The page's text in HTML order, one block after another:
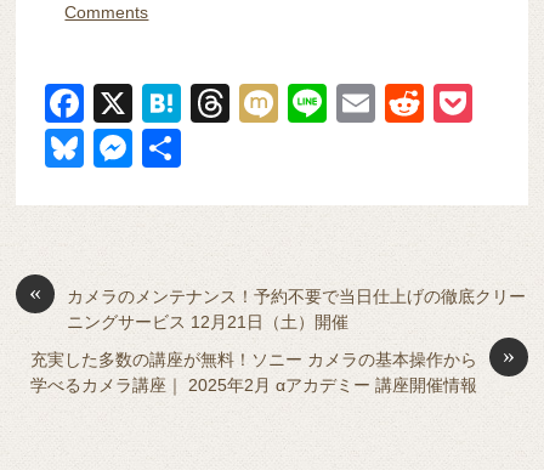
Comments
F
a
c
e
b
o
o
k
X
H
n
T
a
d
s
M
Li
E
R
di et
Bl
e
sk
y
M
n
g
er
«
カメラのメンテナンス！予約不要で当日仕上げの徹底クリー
ニングサービス 12月21日（土）開催
»
充実した多数の講座が無料！ソニー カメラの基本操作から
学べるカメラ講座｜ 2025年2月 αアカデミー 講座開催情報